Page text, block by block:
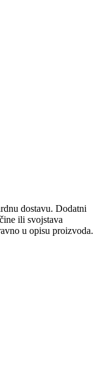
​​dostavu. Dodatni
ili svojstava
u opisu proizvoda.